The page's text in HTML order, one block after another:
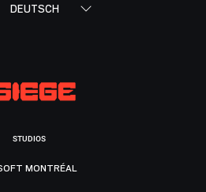
DEUTSCH
STUDIOS
MONTRÉAL